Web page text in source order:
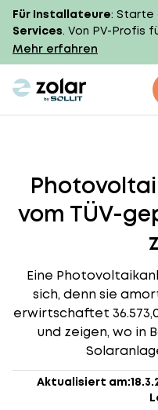
Für Installateure: Starte
Services. Von PV-Profis
Mehr erfahren
zolar logo
vom TÜV-
Eine
sich, denn sie
erwirtschaftet
und zeigen, wo in
Aktualisiert am: